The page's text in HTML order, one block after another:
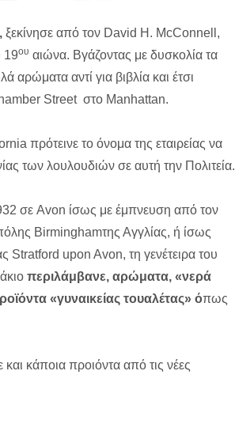
ξεκίνησε από τον David H. McConnell,
19ου αιώνα. Βγάζοντας με δυσκολία τα
αντί για βιβλία και έτσι
Street στο Manhattan.
πρότεινε το όνομα της εταιρείας να
των λουλουδιών σε αυτή την Πολιτεία.
σε Avon ίσως με έμπνευση από τον
Birminghamτης Αγγλίας, ή ίσως
Stratford upon Avon, τη γενέτειρα του
περιλάμβανε, αρώματα, «νερά
«γυναικείας τουαλέτας» όπως
κάποια προιόντα από τις νέες